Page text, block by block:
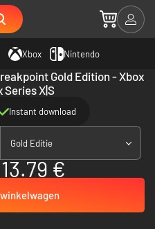
Xbox Nintendo
Gold Edition - Xbox
Series X|S
Instant download
Gold Editie
13.79 €